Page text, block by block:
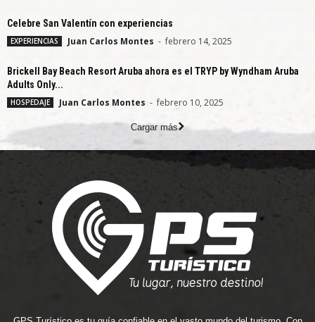
Celebre San Valentín con experiencias
EXPERIENCIAS Juan Carlos Montes - febrero 14, 2025
Brickell Bay Beach Resort Aruba ahora es el TRYP by Wyndham Aruba
Adults Only...
HOSPEDAJE Juan Carlos Montes - febrero 10, 2025
Cargar más